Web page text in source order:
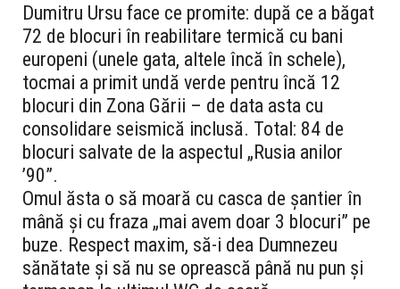
Dumitru Ursu face ce promite: după ce a băgat
72 de blocuri în reabilitare termică cu bani
europeni (unele gata, altele încă în schele),
tocmai a primit undă verde pentru încă 12
blocuri din Zona Gării – de data asta cu
consolidare seismică inclusă. Total: 84 de
blocuri salvate de la aspectul „Rusia anilor
’90”.
Omul ăsta o să moară cu casca de șantier în
mână și cu fraza „mai avem doar 3 blocuri” pe
buze. Respect maxim, să-i dea Dumnezeu
sănătate și să nu se oprească până nu pun și